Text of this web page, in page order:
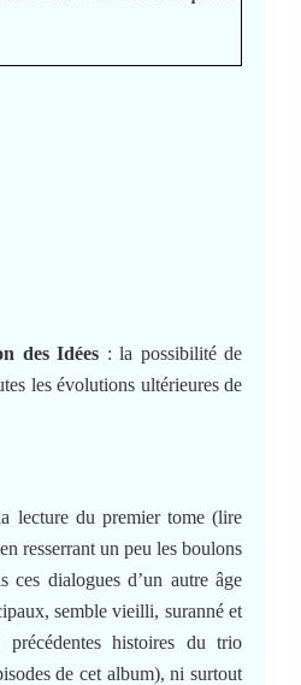
des Idées : la possibilité de
les évolutions ultérieures de
lecture du premier tome (lire
resserrant un peu les boulons
dialogues d’un autre âge
semble vieilli, suranné et
histoires du trio
de cet album), ni surtout